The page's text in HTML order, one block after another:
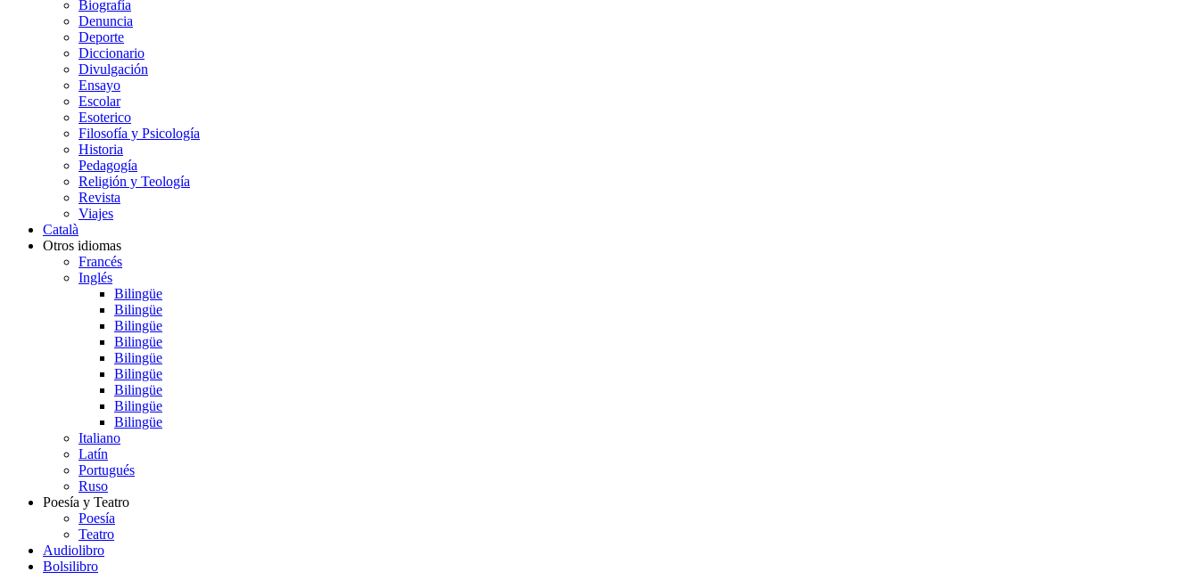
Biografía
Denuncia
Deporte
Diccionario
Divulgación
Ensayo
Escolar
Esoterico
Filosofía y Psicología
Historia
Pedagogía
Religión y Teología
Revista
Viajes
Català
Otros idiomas
Francés
Inglés
Bilingüe
Bilingüe
Bilingüe
Bilingüe
Bilingüe
Bilingüe
Bilingüe
Bilingüe
Bilingüe
Italiano
Latín
Portugués
Ruso
Poesía y Teatro
Poesía
Teatro
Audiolibro
Bolsilibro